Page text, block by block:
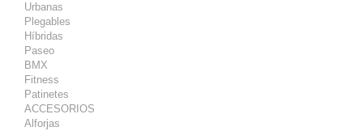
Urbanas
Plegables
Híbridas
Paseo
BMX
Fitness
Patinetes
ACCESORIOS
Alforjas